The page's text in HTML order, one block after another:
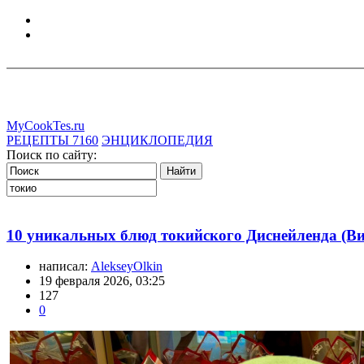
MyCookTes.ru
РЕЦЕПТЫ 7160 ЭНЦИКЛОПЕДИЯ
Поиск по сайту:
10 уникальных блюд токийского Диснейленда
написал: AlekseyOlkin
19 февраля 2026, 03:25
127
0